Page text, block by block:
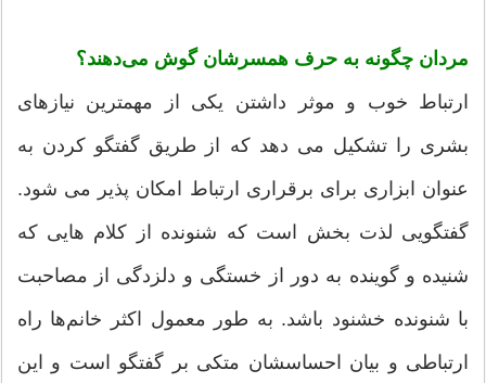
مردان چگونه به حرف همسرشان گوش می‌دهند؟
ارتباط خوب و موثر داشتن یکی از مهمترین نیازهای
بشری را تشکیل می دهد که از طریق گفتگو کردن به
عنوان ابزاری برای برقراری ارتباط امکان پذیر می شود.
گفتگویی لذت بخش است که شنونده از کلام هایی که
شنیده و گوینده به دور از خستگی و دلزدگی از مصاحبت
با شنونده خشنود باشد. به طور معمول اکثر خانم‌ها راه
ارتباطی و بیان احساسشان متکی بر گفتگو است و این